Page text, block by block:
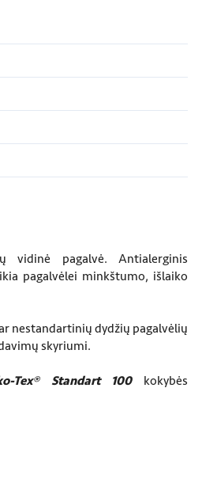
vidinė pagalvė. Antialerginis
pagalvėlei minkštumo, išlaiko
nestandartinių dydžių pagalvėlių
skyriumi.
Tex® Standart 100kokybės